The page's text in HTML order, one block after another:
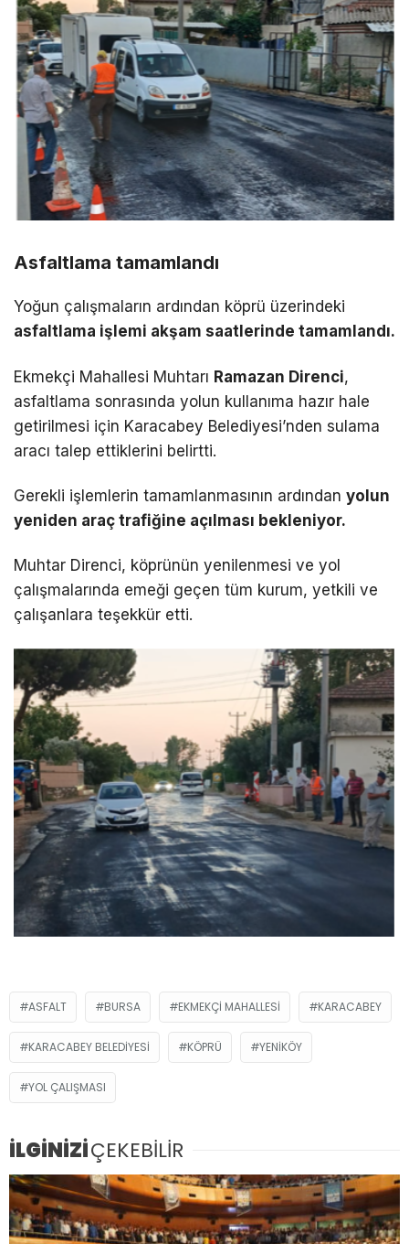
Asfaltlama tamamlandı
Yoğun çalışmaların ardından köprü üzerindeki
asfaltlama işlemi akşam saatlerinde tamamlandı.
Ekmekçi Mahallesi Muhtarı Ramazan Direnci,
asfaltlama sonrasında yolun kullanıma hazır hale
getirilmesi için Karacabey Belediyesi’nden sulama
aracı talep ettiklerini belirtti.
Gerekli işlemlerin tamamlanmasının ardından yolun
yeniden araç trafiğine açılması bekleniyor.
Muhtar Direnci, köprünün yenilenmesi ve yol
çalışmalarında emeği geçen tüm kurum, yetkili ve
çalışanlara teşekkür etti.
ASFALT BURSA EKMEKÇI MAHALLESI KARACABEY
KARACABEY BELEDIYESI KÖPRÜ YENIKÖY
YOL ÇALIŞMASI
İLGİNİZİÇEKEBİLİR